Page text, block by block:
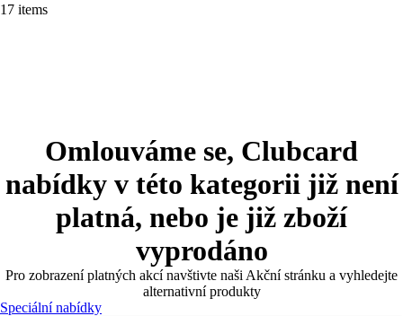
17 items
Omlouváme se, Clubcard
nabídky v této kategorii již není
platná, nebo je již zboží
vyprodáno
Pro zobrazení platných akcí navštivte naši Akční stránku a vyhledejte
alternativní produkty
Speciální nabídky